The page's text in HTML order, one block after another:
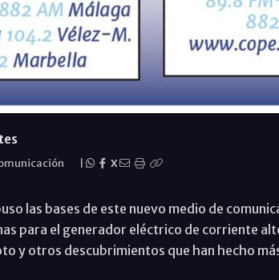
X
las bases de este nuevo medio de
para el generador eléctrico de corriente
y otros descubrimientos que han hecho